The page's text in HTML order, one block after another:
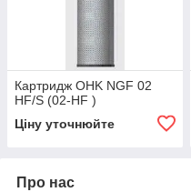
Картридж OHK NGF 02
HF/S (02-HF )
Ціну уточнюйте
Про нас